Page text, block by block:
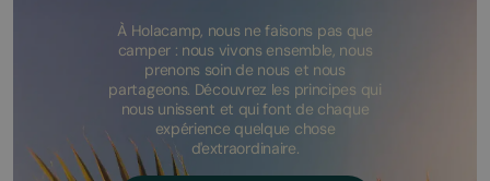
À Holacamp, nous ne faisons pas que
camper : nous vivons ensemble, nous
prenons soin de nous et nous
partageons. Découvrez les principes qui
nous unissent et qui font de chaque
expérience quelque chose
d'extraordinaire.